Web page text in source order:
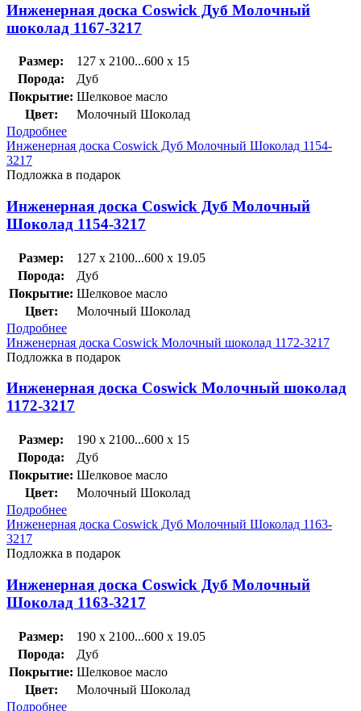
Инженерная доска Coswick Дуб Молочный
шоколад 1167-3217
Размер:
127 x 2100...600 x 15
Порода:
Дуб
Покрытие: Шелковое масло
Цвет:
Молочный Шоколад
Подробнее
Инженерная доска Coswick Дуб Молочный Шоколад 1154-
3217
Подложка в подарок
Инженерная доска Coswick Дуб Молочный
Шоколад 1154-3217
Размер:
127 x 2100...600 x 19.05
Порода:
Дуб
Покрытие: Шелковое масло
Цвет:
Молочный Шоколад
Подробнее
Инженерная доска Coswick Молочный шоколад 1172-3217
Подложка в подарок
Инженерная доска Coswick Молочный шоколад
1172-3217
Размер:
190 x 2100...600 x 15
Порода:
Дуб
Покрытие: Шелковое масло
Цвет:
Молочный Шоколад
Подробнее
Инженерная доска Coswick Дуб Молочный Шоколад 1163-
3217
Подложка в подарок
Инженерная доска Coswick Дуб Молочный
Шоколад 1163-3217
Размер:
190 x 2100...600 x 19.05
Порода:
Дуб
Покрытие: Шелковое масло
Цвет:
Молочный Шоколад
Подробнее